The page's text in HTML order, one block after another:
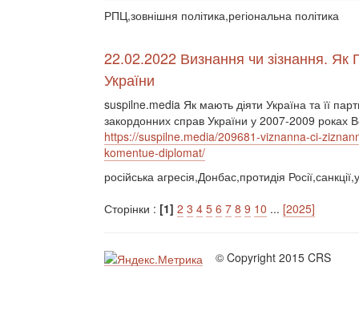
РПЦ,зовнішня політика,регіональна політика
22.02.2022 Визнання чи зізнання. Як
України
suspilne.media Як мають діяти Україна та її
закордонних справ України у 2007-2009 роках
https://suspilne.media/209681-viznanna-ci-
komentue-diplomat/
російська агресія,Донбас,протидія
Сторінки : [1] 2 3 4 5 6 7 8 9 10 ... [2025]
© Copyright 2015 CRS